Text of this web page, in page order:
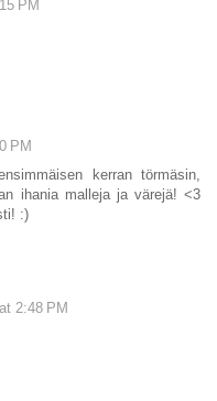
PM
PM
kerran törmäsin,
ihania malleja ja värejä! <3
:)
2:48 PM